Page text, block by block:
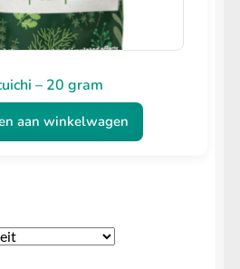
– 20 gram
aan winkelwagen